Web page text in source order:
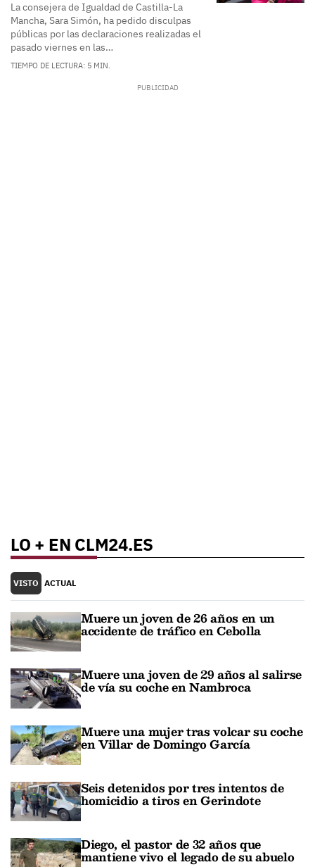
La consejera de Igualdad de Castilla-La
Mancha, Sara Simón, ha pedido disculpas
públicas por las declaraciones realizadas el
pasado viernes en las…
TIEMPO DE LECTURA: 5 MIN.
LO + EN CLM24.ES
VISTO ACTUAL
Muere un joven de 26 años en un
accidente de tráfico en Cebolla
Muere una joven de 29 años al salirse
de vía su coche en Nambroca
Muere una mujer tras volcar su coche
en Villar de Domingo García
Seis detenidos por tres intentos de
homicidio a tiros en Gerindote
Diego, el pastor de 32 años que
mantiene vivo el legado de su abuelo